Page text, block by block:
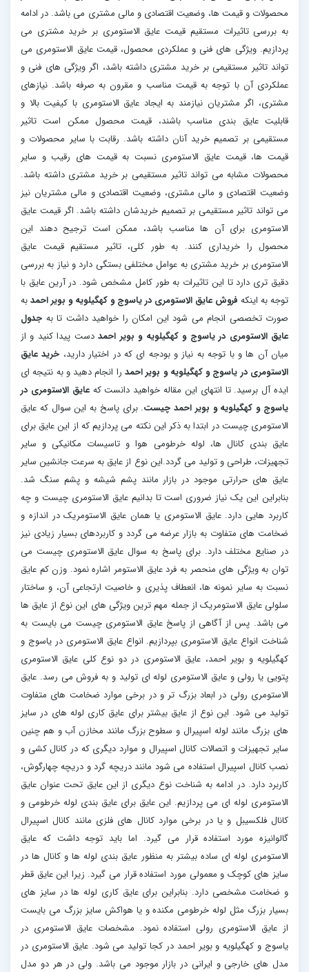
محصولات و قیمت ها، وضعیت اقتصادی و مالی مشتری می باشد. در ادامه
به بررسی تاثیرات مستقیم قیمت عایق الاستومری بر خرید مشتری می
پردازیم. ویژگی های فنی و عملکردی محصول، قیمت عایق الاستومری می
تواند تاثیر مستقیمی بر خرید مشتری داشته باشد، اگر ویژگی های فنی و
عملکردی آن با توجه به قیمت مناسب و مقرون به صرفه باشد. نیازهای
مشتری، اگر مشتریان نیازمند به ایجاد عایق الاستومری با کیفیت بالا و
قابلیت عایق بندی مناسب باشند، قیمت محصول ممکن است تاثیر
مستقیمی بر تصمیم خرید آنان داشته باشد. رقابت با سایر محصولات و
قیمت ها، قیمت عایق الاستومری نسبت به قیمت های رقیب و سایر
محصولات مشابه می تواند تاثیر مستقیمی بر خرید مشتری داشته باشد.
وضعیت اقتصادی و مالی مشتری، وضعیت اقتصادی و مالی مشتریان نیز
می تواند تاثیر مستقیمی بر تصمیم خریدشان داشته باشد. اگر قیمت عایق
الاستومری برای آن ها مناسب باشد، ممکن است ترجیح دهند این
محصول را خریداری کنند. به طور کلی، تاثیر مستقیم قیمت عایق
الاستومری بر خرید مشتری به عوامل مختلفی بستگی دارد و نیاز به بررسی
دقیق تری دارد تا این تاثیرات به طور کامل مشخص شود. در آرین عایق با
توجه به اینکه فروش عایق الاستومری در یاسوج و کهگیلویه و بویر احمدبه
صورت تخصصی انجام می شود این امکان را خواهید داشت تا به جدول
عایق الاستومری در یاسوج و کهگیلویه و بویر احمددست پیدا کنید و از
میان آن ها و با توجه به نیاز و بودجه ای که در اختیار دارید، خرید عایق
الاستومری در یاسوج و کهگیلویه و بویر احمد را انجام دهید و به نتیجه ای
ایده آل برسید. تا انتهای این مقاله خواهید دانست کهعایق الاستومری در
یاسوج و کهگیلویه و بویر احمد چیست. برای پاسخ به این سوال که عایق
الاستومری چیست در ابتدا به ذکر این نکته می پردازیم که از این عایق برای
عایق بندی کانال ها، لوله خرطومی هوا و تاسیسات مکانیکی و سایر
تجهیزات، طراحی و تولید می گردد.این نوع از عایق به سرعت جانشین سایر
عایق های حرارتی موجود در بازار مانند پشم شیشه و پشم سنگ شد.
بنابراین این یک نیاز ضروری است تا بدانیم عایق الاستومری چیست و چه
کاربرد هایی دارد. عایق الاستومری یا همان عایق الاستومریک در اندازه و
ضخامت های متفاوت به بازار عرضه می گردد و کاربردهای بسیار زیادی نیز
در صنایع مختلف دارد. برای پاسخ به سوال عایق الاستومری چیست می
توان به ویژگی های منحصر به فرد عایق الاستومر اشاره نمود. وزن کم عایق
نسبت به سایر نمونه ها، انعطاف پذیری و خاصیت ارتجاعی آن، و ساختار
سلولی عایق الاستومریک از جمله مهم ترین ویژگی های این نوع از عایق ها
می باشد. پس از آگاهی از پاسخ عایق الاستومری چیست می بایست به
شناخت انواع عایق الاستومری بپردازیم. انواع عایق الاستومری در یاسوج و
کهگیلویه و بویر احمد، عایق الاستومری در دو نوع کلی عایق الاستومری
پتویی یا رولی و عایق الاستومری لوله ای تولید و به فروش می رسد. عایق
الاستومری رولی در ابعاد بزرگ تر و در برخی موارد ضخامت های متفاوت
تولید می شود. این نوع از عایق بیشتر برای عایق کاری لوله های در سایز
های بزرگ مانند لوله اسپیرال و سطوح بزرگ مانند مخازن آب و هم چنین
سایر تجهیزات و اتصالات کانال اسپیرال و موارد دیگری که در کانال کشی و
نصب کانال اسپیرال استفاده می شود مانند دریچه گرد و دریچه چهارگوش،
کاربرد دارد. در ادامه به شناخت نوع دیگری از این عایق تحت عنوان عایق
الاستومری لوله ای می پردازیم. این عایق برای عایق بندی لوله خرطومی و
کانال فلکسیبل و یا در برخی موارد کانال های فلزی مانند کانال اسپیرال
گالوانیزه مورد استفاده قرار می گیرد. اما باید توجه داشت که عایق
الاستومری لوله ای ساده بیشتر به منظور عایق بندی لوله ها و کانال ها در
سایز های کوچک و معمولی مورد استفاده قرار می گیرد. زیرا این عایق قطر
و ضخامت مشخصی دارد. بنابراین برای عایق کاری لوله ها در سایز های
بسیار بزرگ مثل لوله خرطومی مکنده و یا هواکش سایز بزرگ می بایست
از عایق الاستومری رولی استفاده نمود. مشخصات عایق الاستومری در
یاسوج و کهگیلویه و بویر احمد در کجا تولید می شود. عایق الاستومری در
مدل های خارجی و ایرانی در بازار موجود می باشد. ولی در هر دو مدل